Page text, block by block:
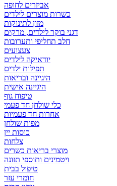
אביזרים לחופה
כשרות מוצרים לילדים
מזון לתינוקות
דגני בוקר לילדים, מרקים
חלב תחליפי ותערובות
צעצועים
יודאיקה לילדים
תפילות ילדים
היגיינה ובריאות
היגיינה אישית
טיפוח גוף
כלי שולחן חד פעמי
אחרות חד פעמיות
מפות שולחן
כוסות יין
צלחות
מוצרי בריאות כשרים
ויטמינים ותוספי תזונה
טיפול בבית
חומרי עזר